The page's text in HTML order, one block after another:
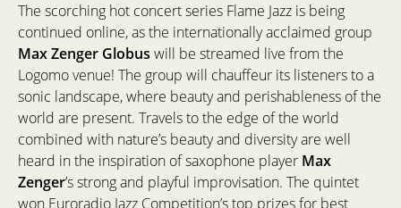
The scorching hot concert series Flame Jazz is being
continued online, as the internationally acclaimed group
Max Zenger Globus will be streamed live from the
Logomo venue! The group will chauffeur its listeners to a
sonic landscape, where beauty and perishableness of the
world are present. Travels to the edge of the world
combined with nature’s beauty and diversity are well
heard in the inspiration of saxophone player Max
Zenger’s strong and playful improvisation. The quintet
won Euroradio Jazz Competition’s top prizes for best